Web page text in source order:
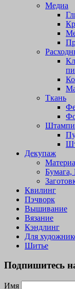
Медиа
Ткань
Декупаж
Бумага,
Квилинг
Пэчворк
Вышивание
Вязание
Кэндлинг
Для
Шитье
Подпишитесь
Имя